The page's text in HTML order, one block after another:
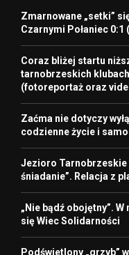
Zmarnowane „setki”
Czarnymi Połaniec 0:1
Coraz bliżej startu
tarnobrzeskich
(fotoreportaż oraz
Zaćma nie dotyczy
codzienne życie i
Jezioro Tarnobrzeskie
śniadanie”. Relacja z
„Nie bądź obojętny”.
się Wiec Solidarności
Podświetlony „grzyb”